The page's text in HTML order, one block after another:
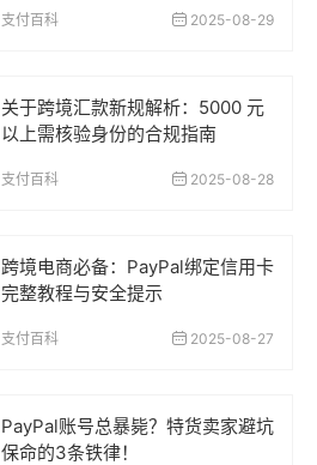
支付百科 2025-08-29
关于跨境汇款新规解析：5000 元
以上需核验身份的合规指南
支付百科 2025-08-28
跨境电商必备：PayPal绑定信用卡
完整教程与安全提示
支付百科 2025-08-27
PayPal账号总暴毙？特货卖家避坑
保命的3条铁律！